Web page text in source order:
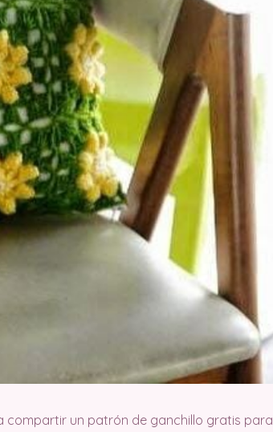
compartir un patrón de ganchillo gratis para